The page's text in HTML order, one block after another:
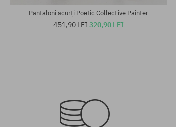
Pantaloni scurți Poetic Collective Painter
451,90 LEI320,90 LEI